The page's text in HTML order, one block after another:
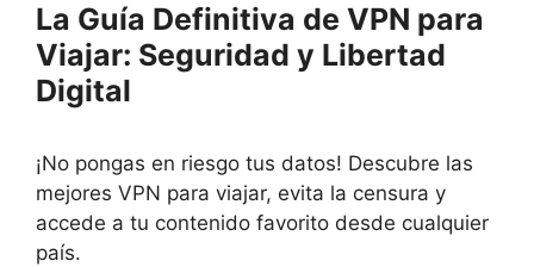
La Guía Definitiva de VPN para
Viajar: Seguridad y Libertad
Digital
¡No pongas en riesgo tus datos! Descubre las
mejores VPN para viajar, evita la censura y
accede a tu contenido favorito desde cualquier
país.